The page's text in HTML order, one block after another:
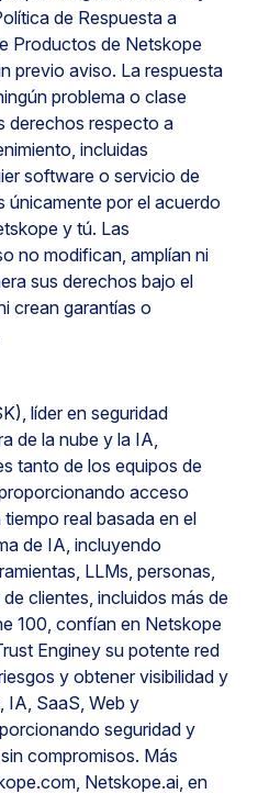
de Respuesta a
Productos de Netskope
previo aviso. La respuesta
problema o clase
derechos respecto a
incluidas
software o servicio de
únicamente por el acuerdo
y tú. Las
no modifican, amplían ni
sus derechos bajo el
crean garantías o
líder en seguridad
de la nube y la IA,
tanto de los equipos de
acceso
real basada en el
de IA, incluyendo
LLMs, personas,
clientes, incluidos más de
100, confían en Netskope
Enginey su potente red
y obtener visibilidad y
IA, SaaS, Web y
seguridad y
compromisos. Más
Netskope.ai, en